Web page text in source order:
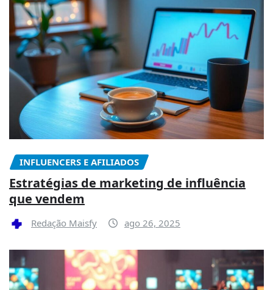
INFLUENCERS E AFILIADOS
Estratégias de marketing de influência
que vendem
Redação Maisfy ago 26, 2025